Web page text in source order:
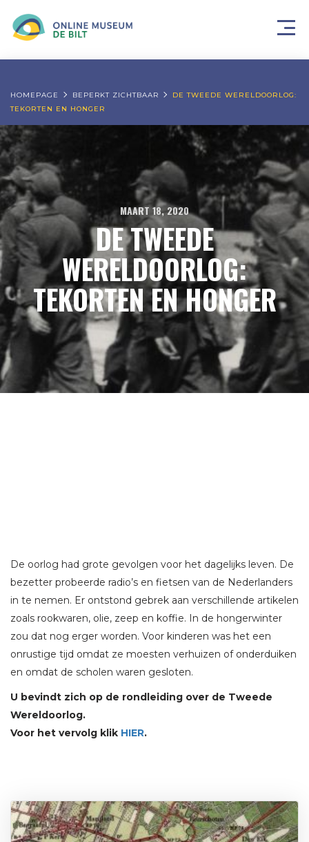
HOMEPAGE BEPERKT ZICHTBAAR
DE TWEEDE WERELDOORLOG:
TEKORTEN EN HONGER
MAART 18, 2020
DE TWEEDE
WERELDOORLOG:
TEKORTEN EN HONGER
De oorlog had grote gevolgen voor het dagelijks leven. De
bezetter probeerde radio’s en fietsen van de Nederlanders
in te nemen. Er ontstond gebrek aan verschillende artikelen
zoals rookwaren, olie, zeep en koffie. In de hongerwinter
zou dat nog erger worden. Voor kinderen was het een
onrustige tijd omdat ze moesten verhuizen of onderduiken
en omdat de scholen waren gesloten.
U bevindt zich op de rondleiding over de Tweede
Wereldoorlog.
Voor het vervolg klik HIER.